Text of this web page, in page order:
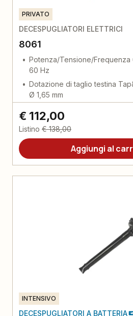
PRIVATO
DECESPUGLIATORI ELETTRICI
8061
Potenza/Tensione/
60 Hz
Dotazione di taglio testina
Ø 1,65 mm
€ 112,00
Listino € 138,00
Aggiungi al
INTENSIVO
DECESPUGLIATORI A BATTERIA